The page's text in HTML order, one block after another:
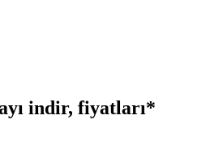
indir, fiyatları*